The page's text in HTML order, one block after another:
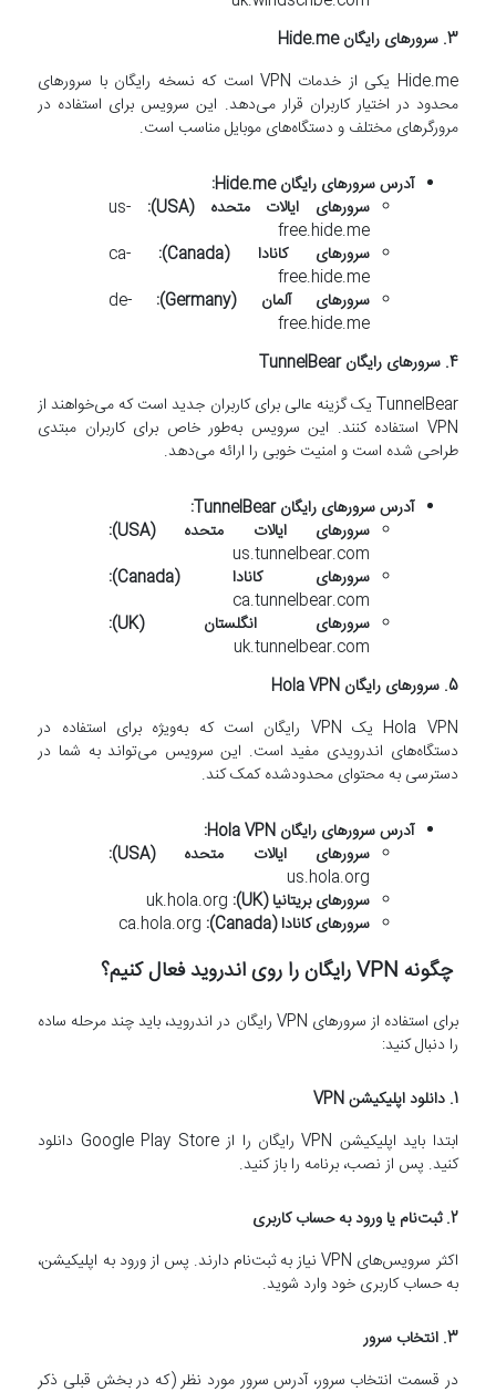
3. سرورهای رایگان Hide.me
Hide.me یکی از خدمات VPN است که نسخه رایگان با سرورهای
محدود در اختیار کاربران قرار می‌دهد. این سرویس برای استفاده در
مرورگرهای مختلف و دستگاه‌های موبایل مناسب است.
آدرس سرورهای رایگان Hide.me:
سرورهای ایالات متحده (USA):
us-
free.hide.me
سرورهای کانادا (Canada):
ca-
free.hide.me
سرورهای آلمان (Germany):
de-
free.hide.me
4. سرورهای رایگان TunnelBear
TunnelBear یک گزینه عالی برای کاربران جدید است که می‌خواهند از
VPN استفاده کنند. این سرویس به‌طور خاص برای کاربران مبتدی
طراحی شده است و امنیت خوبی را ارائه می‌دهد.
آدرس سرورهای رایگان TunnelBear:
سرورهای ایالات متحده (USA):
us.tunnelbear.com
سرورهای کانادا (Canada):
ca.tunnelbear.com
سرورهای انگلستان (UK):
uk.tunnelbear.com
5. سرورهای رایگان Hola VPN
Hola VPN یک VPN رایگان است که به‌ویژه برای استفاده در
دستگاه‌های اندرویدی مفید است. این سرویس می‌تواند به شما در
دسترسی به محتوای محدودشده کمک کند.
آدرس سرورهای رایگان Hola VPN:
سرورهای ایالات متحده (USA):
us.hola.org
سرورهای بریتانیا (UK):
سرورهای کانادا (Canada):
چگونه VPN رایگان را روی اندروید فعال کنیم؟
برای استفاده از سرورهای VPN رایگان در اندروید، باید چند مرحله ساده
را دنبال کنید:
1. دانلود اپلیکیشن VPN
ابتدا باید اپلیکیشن VPN رایگان را از Google Play Store دانلود
کنید. پس از نصب، برنامه را باز کنید.
2. ثبت‌نام یا ورود به حساب کاربری
اکثر سرویس‌های VPN نیاز به ثبت‌نام دارند. پس از ورود به اپلیکیشن،
به حساب کاربری خود وارد شوید.
3. انتخاب سرور
در قسمت انتخاب سرور، آدرس سرور مورد نظر (که در بخش قبلی ذکر